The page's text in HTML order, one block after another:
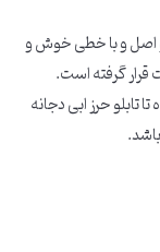
اصل و با خطی خوش و
گرفته است.
تابلو حرز ابی دجانه